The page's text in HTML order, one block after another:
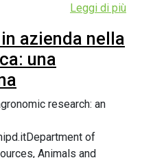
Leggi di più
azienda nella
una
research: an
of
Animals and